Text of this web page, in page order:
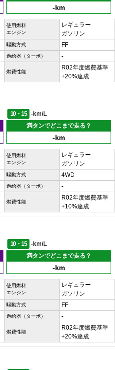
-km
使用燃料
エンジン
レギュラー
ガソリン
駆動方式 FF
過給器（ターボ） -
燃費性能
R02年度燃費基準
+20%達成
10・15
-km/L
満タンでどこまで走る？
-km
使用燃料
エンジン
レギュラー
ガソリン
駆動方式 4WD
過給器（ターボ） -
燃費性能
R02年度燃費基準
+10%達成
10・15
-km/L
満タンでどこまで走る？
-km
使用燃料
エンジン
レギュラー
ガソリン
駆動方式 FF
過給器（ターボ） -
燃費性能
R02年度燃費基準
+20%達成